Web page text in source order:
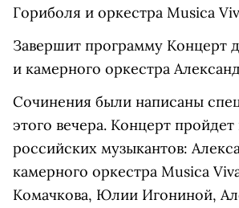
Гориболя и оркестра Musica
Завершит программу Концерт
и камерного оркестра
Сочинения были написаны
этого вечера. Концерт
российских музыкантов:
камерного оркестра Musica
Комачкова, Юлии Игониной,